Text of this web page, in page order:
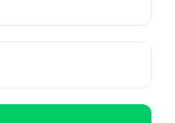
coração?